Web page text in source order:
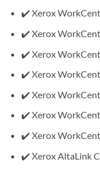
✔️ Xerox
✔️ Xerox
✔️ Xerox
✔️ Xerox
✔️ Xerox
✔️ Xerox
✔️ Xerox
✔️ Xerox AltaLink